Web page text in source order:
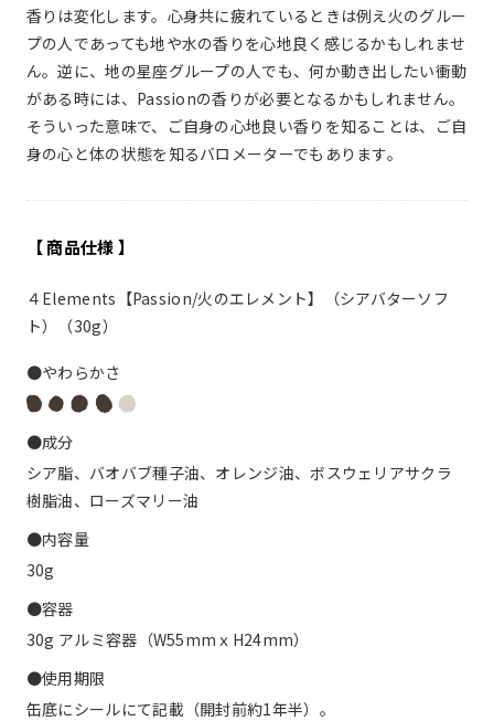
香りは変化します。心身共に疲れているときは例え火のグルー
プの人であっても地や水の香りを心地良く感じるかもしれませ
ん。逆に、地の星座グループの人でも、何か動き出したい衝動
がある時には、Passionの香りが必要となるかもしれません。
そういった意味で、ご自身の心地良い香りを知ることは、ご自
身の心と体の状態を知るバロメーターでもあります。
【 商品仕様 】
４Elements【Passion/火のエレメント】（シアバターソフ
ト）（30g）
●やわらかさ
●成分
シア脂、バオバブ種子油、オレンジ油、ボスウェリアサクラ
樹脂油、ローズマリー油
●内容量
30g
●容器
30g アルミ容器（W55mmｘH24mm）
●使用期限
缶底にシールにて記載（開封前約1年半）。